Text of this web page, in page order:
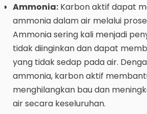
Ammonia:Karbon aktif dapat
ammonia dalam air melalui
Ammonia sering kali menjadi
tidak diinginkan dan dapat
yang tidak sedap pada air.
ammonia, karbon aktif
menghilangkan bau dan
air secara keseluruhan.